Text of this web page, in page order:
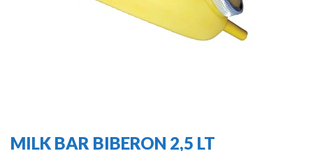
MILK BAR BIBERON 2,5 LT